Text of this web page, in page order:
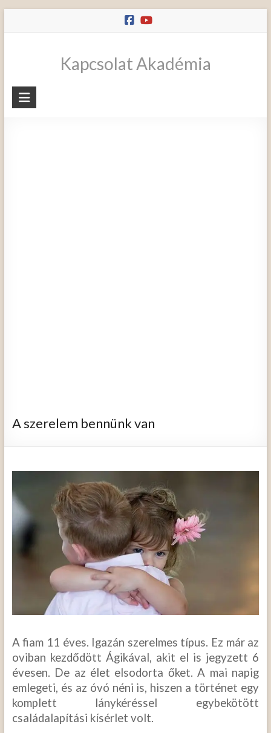
Kapcsolat Akadémia
A szerelem bennünk van
A fiam 11 éves. Igazán szerelmes típus. Ez már az
oviban kezdődött Ágikával, akit el is jegyzett 6
évesen. De az élet elsodorta őket. A mai napig
emlegeti, és az óvó néni is, hiszen a történet egy
komplett lánykéréssel egybekötött
családalapítási kísérlet volt.